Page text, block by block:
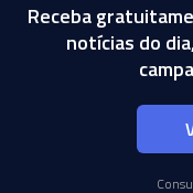
Receba
notícias do